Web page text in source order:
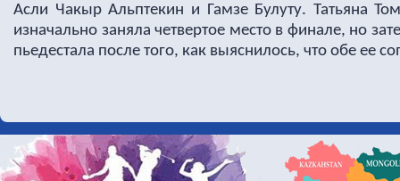
Асли Чакыр Альптекин и Гамзе Булуту. Татьяна
изначально заняла четвертое место в финале, но
пьедестала после того, как выяснилось, что обе ее